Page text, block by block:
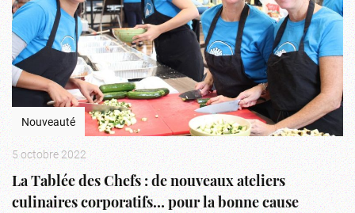
Nouveauté
5 octobre 2022
La Tablée des Chefs : de nouveaux ateliers
culinaires corporatifs… pour la bonne cause